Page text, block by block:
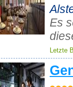
Es
Letzte